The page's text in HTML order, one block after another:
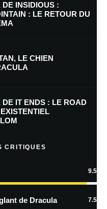
Site web
site dans le navigateur pour
par e-mail.
En savoir
INSIDIOUS :
: LE RETOUR DU
LE CHIEN
IT ENDS : LE ROAD
CRITIQUES
9.5
de Dracula 7.5